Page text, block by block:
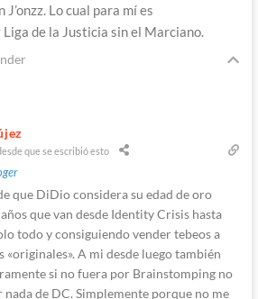
J’onzz. Lo cual para mí es
de la Justicia sin el Marciano.
que se escribió esto
que DiDio considera su edad de oro
que van desde Identity Crisis hasta
todo y consiguiendo vender tebeos a
«originales». A mi desde luego también
si no fuera por Brainstomping no
de DC. Simplemente porque no me